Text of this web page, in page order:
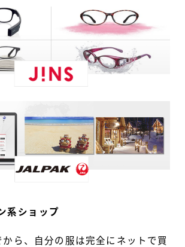
系ショップ
ら、自分の服は完全にネットで買